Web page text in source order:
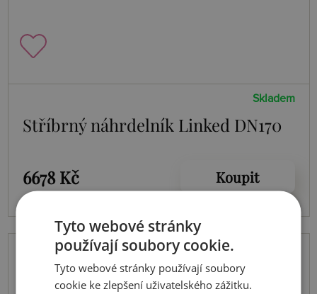
Skladem
Stříbrný náhrdelník Linked DN170
6678 Kč Koupit
Tyto webové stránky
používají soubory cookie.
Tyto webové stránky používají soubory
cookie ke zlepšení uživatelského zážitku.